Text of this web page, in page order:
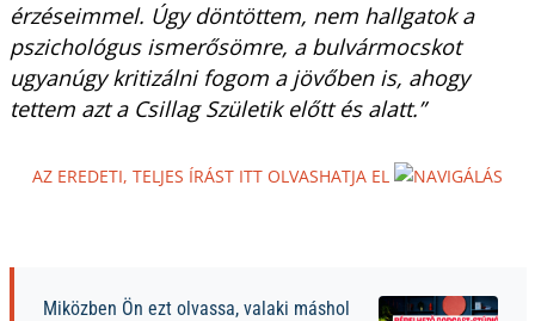
érzéseimmel. Úgy döntöttem, nem hallgatok a
pszichológus ismerősömre, a bulvármocskot
ugyanúgy kritizálni fogom a jövőben is, ahogy
tettem azt a Csillag Születik előtt és alatt.”
AZ EREDETI, TELJES ÍRÁST ITT OLVASHATJA EL
Miközben Ön ezt olvassa, valaki máshol